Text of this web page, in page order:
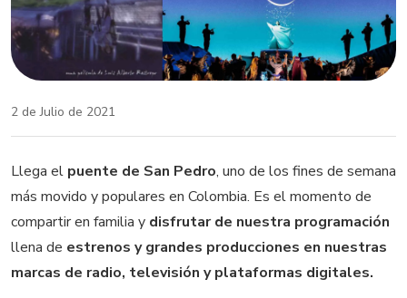
2 de Julio de 2021
Llega el puente de San Pedro, uno de los fines de semana
más movido y populares en Colombia. Es el momento de
compartir en familia y disfrutar de nuestra programación
llena de estrenos y grandes producciones en nuestras
marcas de radio, televisión y plataformas digitales.